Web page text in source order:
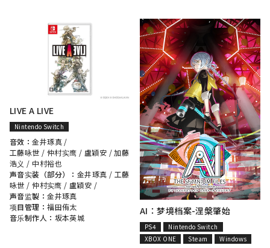
LIVE A LIVE
Nintendo Switch
音效：金井琢真/
工藤咏世 / 仲村实鹰 / 盧穎安 /加藤
浩义 / 中村裕也
声音实装（部分）： 金井琢真 / 工藤
咏世 /仲村实鹰 / 盧穎安 /
声音监製：金井琢真
项目管理：福田侑太
音乐制作人： 坂本英城
AI：梦境档案-涅槃肇始
PS4
Nintendo Switch
XBOX ONE
Steam Windows